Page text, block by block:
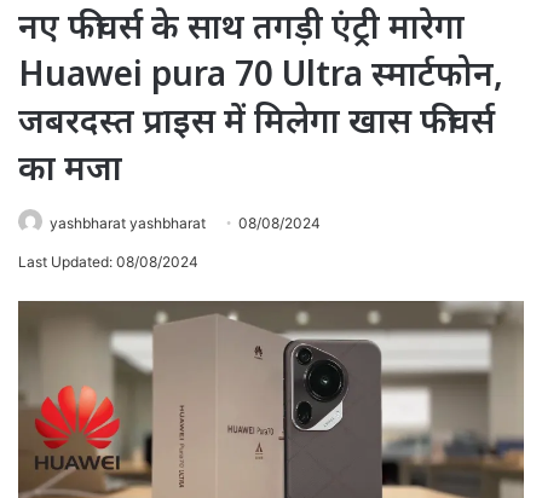
नए फीचर्स के साथ तगड़ी एंट्री मारेगा
Huawei pura 70 Ultra स्मार्टफोन,
जबरदस्त प्राइस में मिलेगा खास फीचर्स
का मजा
yashbharat yashbharat 08/08/2024
Last Updated: 08/08/2024